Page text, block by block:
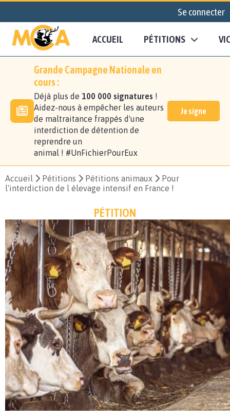
Se connecter
ACCUEIL PÉTITIONS
Grande Campagne Nationale en
cours :
Déjà plus de 100 000 signatures !
Aidez-nous à empêcher les auteurs
de maltraitance frappés d'une
interdiction de détention de
reprendre un
animal ! #UnFichierPourEux
Je signe
Accueil Pétitions Pétitions animaux
Pour
l'interdiction de l élevage intensif en France !
PÉTITION